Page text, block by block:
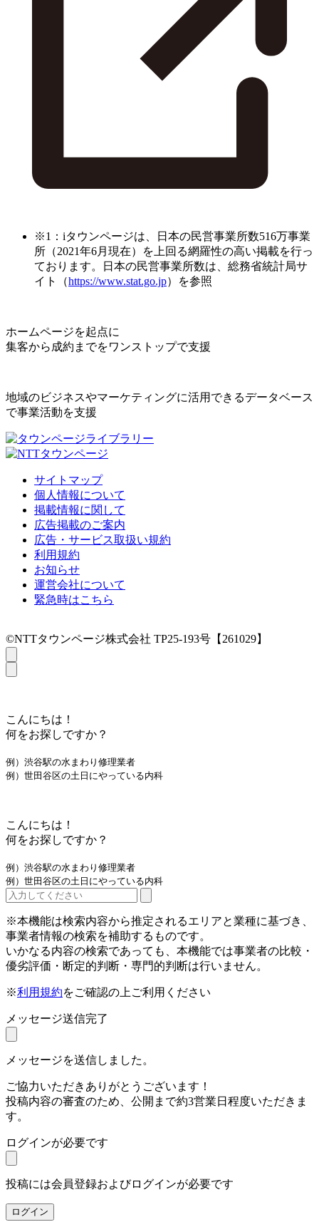
※1：iタウンページは、日本の民営事業所数516万事業
所（2021年6月現在）を上回る網羅性の高い掲載を行っ
ております。日本の民営事業所数は、総務省統計局サ
イト（https://www.stat.go.jp）を参照
ホームページを起点に
集客から成約までをワンストップで支援
地域のビジネスやマーケティングに活用できるデータベース
で事業活動を支援
サイトマップ
個人情報について
掲載情報に関して
広告掲載のご案内
広告・サービス取扱い規約
利用規約
お知らせ
運営会社について
緊急時はこちら
©NTTタウンページ株式会社 TP25-193号【261029】
こんにちは！
何をお探しですか？
例）渋谷駅の水まわり修理業者
例）世田谷区の土日にやっている内科
こんにちは！
何をお探しですか？
例）渋谷駅の水まわり修理業者
例）世田谷区の土日にやっている内科
※本機能は検索内容から推定されるエリアと業種に基づき、
事業者情報の検索を補助するものです。
いかなる内容の検索であっても、本機能では事業者の比較・
優劣評価・断定的判断・専門的判断は行いません。
※利用規約をご確認の上ご利用ください
メッセージ送信完了
メッセージを送信しました。
ご協力いただきありがとうございます！
投稿内容の審査のため、公開まで約3営業日程度いただきま
す。
ログインが必要です
投稿には会員登録およびログインが必要です
ログイン